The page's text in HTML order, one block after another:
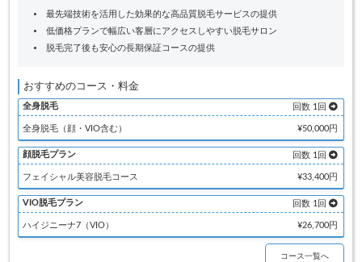
最先端技術を活用した効果的な高品質脱毛サービスの提供
低価格プランで幅広い客層にアクセスしやすい脱毛サロン
脱毛完了後も安心の長期保証コースの提供
おすすめのコース・料金
全身脱毛 回数 1回
全身脱毛（顔・VIO含む） ¥50,000円
顔脱毛プラン 回数 1回
フェイシャル美容脱毛コース ¥33,400円
VIO脱毛プラン 回数 1回
ハイジニーナ7（VIO） ¥26,700円
コース一覧へ